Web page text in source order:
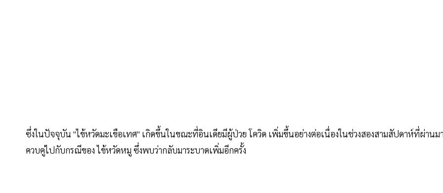
ซึ่งในปัจจุบัน "ไข้หวัดมะเขือเทศ" เกิดขึ้นในขณะที่อินเดียมีผู้ป่วย โควิด เพิ่มขึ้นอย่างต่อเนื่องในช่วงสองสามสัปดาห์ที่ผ่านม
ควบคู่ไปกับกรณีของ ไข้หวัดหมู ซึ่งพบว่ากลับมาระบาดเพิ่มอีกครั้ง